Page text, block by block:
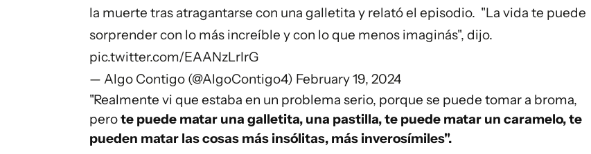
la muerte tras atragantarse con una galletita y relató el episodio. ️ "La vida te puede
sorprender con lo más increíble y con lo que menos imaginás", dijo.
pic.twitter.com/EAANzLrIrG
— Algo Contigo (@AlgoContigo4) February 19, 2024
"Realmente vi que estaba en un problema serio, porque se puede tomar a broma,
perote puede matar una galletita, una pastilla, te puede matar un caramelo, te
pueden matar las cosas más insólitas, más inverosímiles".